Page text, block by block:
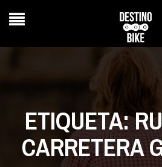
ETIQUETA:
CARRETERA